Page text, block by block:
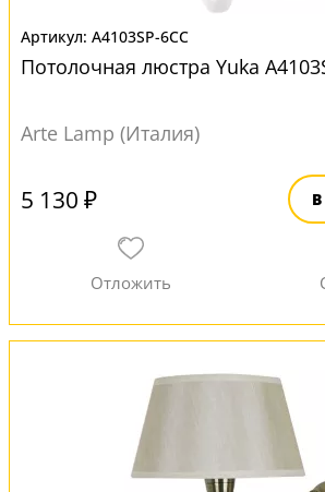
A4103SP-6CC
Потолочная люстра Yuka
Arte Lamp (Италия)
5 130 ₽